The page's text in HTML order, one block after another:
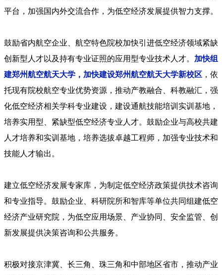
平台，加强国内外交流合作，为低空经济发展提供智力支撑。
鼓励省内航空企业、航空特色院校加快引进低空经济领域紧缺
创新型人才以及持有专业证照的应用型专业技术人才。 加快组
建郑州航空航天大学，加快建设郑州航空航天大学新校区 ，依
托现有院校航空专业优势资源，推动产教融合、科教融汇，强
化低空经济相关学科专业建设，建设通航技能培训实训基地，
培养实用型、紧缺型低空经济专业人才。鼓励企业与高校共建
人才培养和实训基地，培养选拔卓越工程师，加强专业技术和
技能人才输出。
建立低空经济发展专家库，为制定低空经济政策提供技术咨询
和专业指导。鼓励企业、科研院所和智库等单位共同组建低空
经济产业研究院，为低空应用场景、产业协同、安全监管、创
新发展提供决策咨询和公共服务。
积极对接京津冀、长三角、珠三角和中部地区省市，推动产业